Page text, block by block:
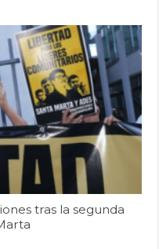
tras la segunda